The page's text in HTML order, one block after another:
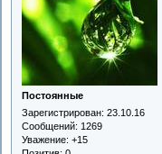
Постоянные
Зарегистрирован: 23.10.16
Сообщений: 1269
Уважение: +15